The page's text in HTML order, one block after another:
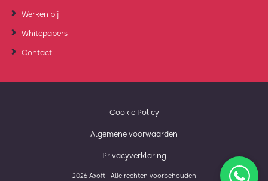
Werken bij
Whitepapers
Contact
Cookie Policy
Algemene voorwaarden
Privacyverklaring
2026 Axoft | Alle rechten voorbehouden